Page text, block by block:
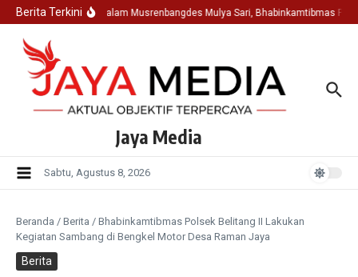
Lewati ke konten
Berita TerkiniHadir Dalam Musrenbangdes Mulya Sari, Bhabinkamtibmas
Jaya Media
Sabtu, Agustus 8, 2026
Beranda / Berita / Bhabinkamtibmas Polsek Belitang II Lakukan
Kegiatan Sambang di Bengkel Motor Desa Raman Jaya
Berita